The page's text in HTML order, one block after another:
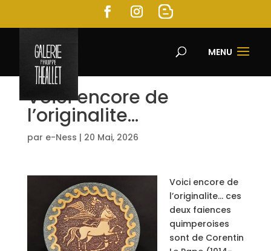
MENU
Voici encore de
l’originalite…
par e-Ness | 20 Mai, 2026
Voici encore de
l’originalite… ces
deux faiences
quimperoises
sont de Corentin